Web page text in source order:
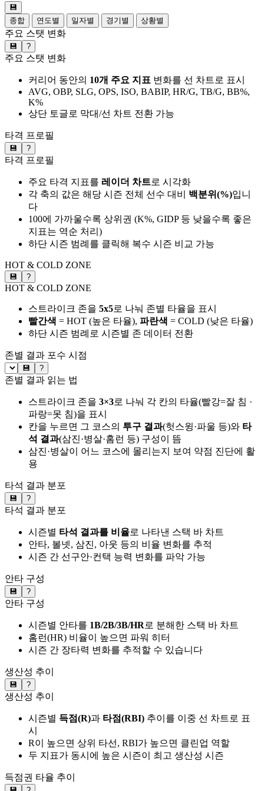
💾
종합
연도별 일자별 경기별 상황별
주요 스탯 변화
💾 ?
주요 스탯 변화
커리어 동안의 10개 주요 지표 변화를 선 차트로 표시
AVG, OBP, SLG, OPS, ISO, BABIP, HR/G, TB/G, BB%,
K%
상단 토글로 막대/선 차트 전환 가능
타격 프로필
💾 ?
타격 프로필
주요 타격 지표를 레이더 차트로 시각화
각 축의 값은 해당 시즌 전체 선수 대비 백분위(%)입니
다
100에 가까울수록 상위권 (K%, GIDP 등 낮을수록 좋은
지표는 역순 처리)
하단 시즌 범례를 클릭해 복수 시즌 비교 가능
HOT & COLD ZONE
💾 ?
HOT & COLD ZONE
스트라이크 존을 5x5로 나눠 존별 타율을 표시
빨간색 = HOT (높은 타율), 파란색 = COLD (낮은 타율)
하단 시즌 범례로 시즌별 존 데이터 전환
존별 결과 포수 시점
💾 ?
존별 결과 읽는 법
스트라이크 존을 3×3로 나눠 각 칸의 타율(빨강=잘 침 ·
파랑=못 침)을 표시
칸을 누르면 그 코스의 투구 결과(헛스윙·파울 등)와 타
석 결과(삼진·병살·홈런 등) 구성이 뜸
삼진·병살이 어느 코스에 몰리는지 보여 약점 진단에 활
용
타석 결과 분포
💾 ?
타석 결과 분포
시즌별 타석 결과를 비율로 나타낸 스택 바 차트
안타, 볼넷, 삼진, 아웃 등의 비율 변화를 추적
시즌 간 선구안·컨택 능력 변화를 파악 가능
안타 구성
💾 ?
안타 구성
시즌별 안타를 1B/2B/3B/HR로 분해한 스택 바 차트
홈런(HR) 비율이 높으면 파워 히터
시즌 간 장타력 변화를 추적할 수 있습니다
생산성 추이
💾 ?
생산성 추이
시즌별 득점(R)과 타점(RBI) 추이를 이중 선 차트로 표
시
R이 높으면 상위 타선, RBI가 높으면 클린업 역할
두 지표가 동시에 높은 시즌이 최고 생산성 시즌
득점권 타율 추이